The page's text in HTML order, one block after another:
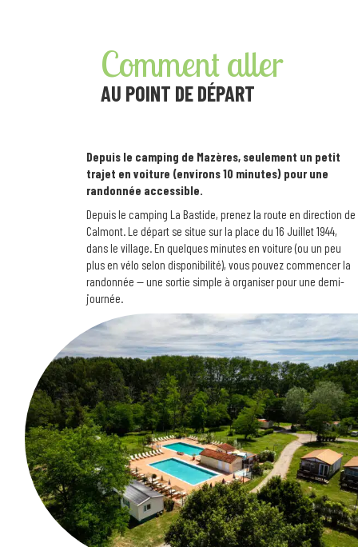
Comment aller
AU POINT DE DÉPART
Depuis le camping de Mazères, seulement un petit
trajet en voiture (environs 10 minutes) pour une
randonnée accessible.
Depuis le camping La Bastide, prenez la route en direction de
Calmont. Le départ se situe sur la place du 16 Juillet 1944,
dans le village. En quelques minutes en voiture (ou un peu
plus en vélo selon disponibilité), vous pouvez commencer la
randonnée — une sortie simple à organiser pour une demi-
journée.